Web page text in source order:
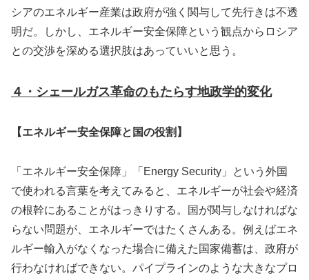
シアのエネルギー産業は政府が強く関与して先行きは不透
明だ。しかし、エネルギー安全保障という観点からロシア
との交渉を深める選択肢はあっていいと思う。
４・シェールガス革命のもたらす地政学的変化
【エネルギー安全保障と国の役割】
「エネルギー安全保障」「Energy Security」という外国
で使われる言葉を考えてみると、エネルギーが社会や経済
の根幹にあることがはっきりする。国が関与しなければな
らない問題が、エネルギーではたくさんある。例えばエネ
ルギー輸入がなくなった場合に備えた国家備蓄は、政府が
行わなければできない。パイプラインのような大きなプロ